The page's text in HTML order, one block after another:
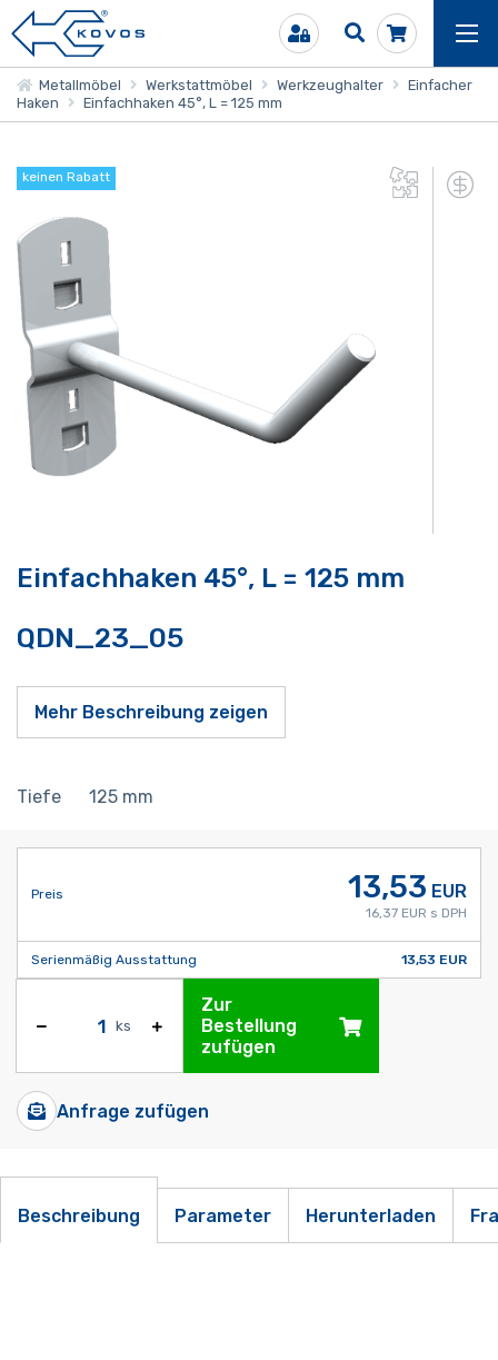
Metallmöbel Werkstattmöbel Werkzeughalter
Einfacher
Haken
Einfachhaken 45°, L = 125 mm
keinen Rabatt
Einfachhaken 45°, L = 125 mm
QDN_23_05
Mehr Beschreibung zeigen
Tiefe 125 mm
Preis 13,53 EUR
16,37 EUR s DPH
Serienmäßig Ausstattung 13,53 EUR
ks
Zur
Bestellung
zufügen
Anfrage zufügen
Beschreibung Parameter Herunterladen